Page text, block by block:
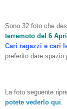
Sono 32 foto che
terremoto del 6
Cari ragazzi e cari
preferito dare
La foto seguente
potete vederlo qui.